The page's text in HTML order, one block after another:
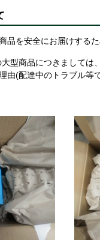
品を安全にお届けする
型商品につきまして
由(配達中のトラブル等